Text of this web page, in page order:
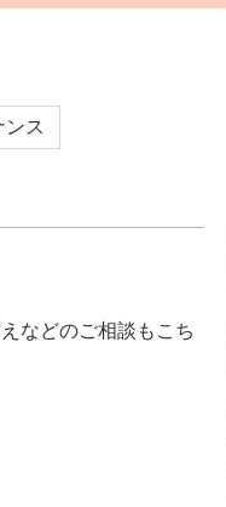
ス
などのご相談もこち